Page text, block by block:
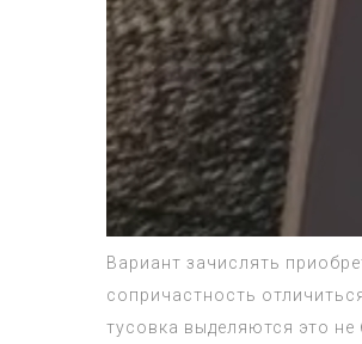
Вариант зачислять
сопричастность
тусовка выделяются это не